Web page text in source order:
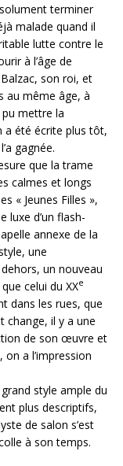
terminer
malade quand il
lutte contre le
à l’âge de
son roi, et
au même âge, à
mettre la
a été écrite plus tôt,
gagnée.
que la trame
calmes et longs
« Jeunes Filles »,
luxe d’un flash-
annexe de la
une
un nouveau
celui du XXe
dans les rues, que
change, il y a une
de son œuvre et
a l’impression
style ample du
plus descriptifs,
de salon s’est
à son temps.